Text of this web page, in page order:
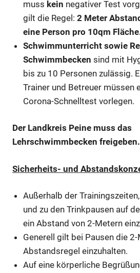
muss kein negativer Test
gilt die Regel:2 Meter
eine Person pro 10qm
Schwimmunterricht sowie
Schwimmbecken sind mit
bis zu 10 Personen zulässig.
Trainer und Betreuer müssen
Corona-Schnelltest vorlegen.
Der Landkreis Peine muss das
Lehrschwimmbecken freigeben.
Sicherheits- und
Außerhalb der
und zu den Trinkpausen auf
ein Abstand von 2-Metern
Generell gilt bei Pausen die
Abstandsregel einzuhalten.
Auf eine körperliche